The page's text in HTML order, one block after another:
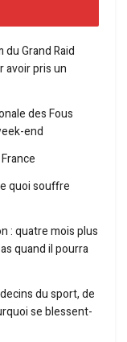
Grand Raid
avoir pris un
des Fous
end
quoi souffre
: quatre mois plus
quand il pourra
du sport, de
se blessent-